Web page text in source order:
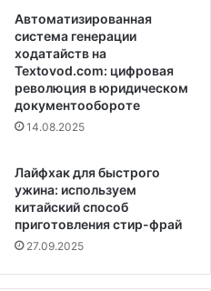
Автоматизированная
система генерации
ходатайств на
Textovod.com: цифровая
революция в юридическом
документообороте
14.08.2025
Лайфхак для быстрого
ужина: используем
китайский способ
приготовления стир-фрай
27.09.2025